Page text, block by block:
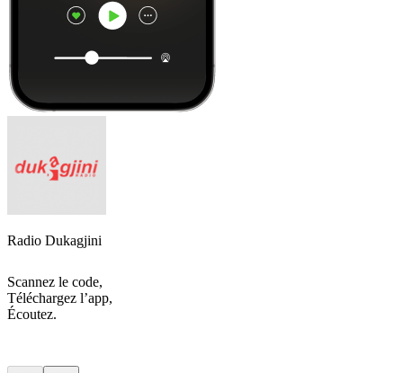
Radio Dukagjini
Scannez le code,
Téléchargez l’app,
Écoutez.